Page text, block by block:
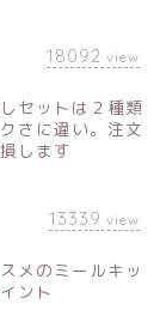
18092 view
セットは２種類
さに違い。注文
します
13339 view
メのミールキッ
ント